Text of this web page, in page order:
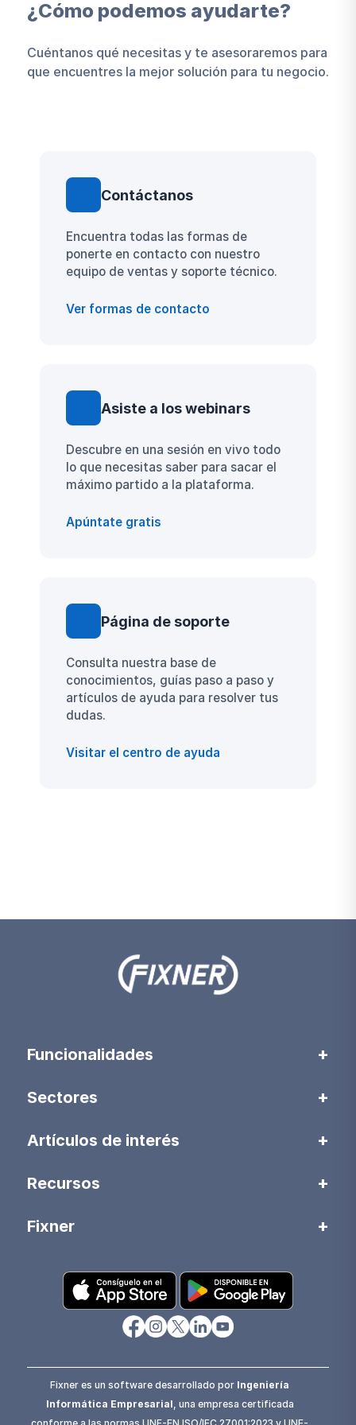
Información (ISO 27001) y de la Gestión
de la Calidad (ISO 9001).
¿Cómo podemos ayudarte?
Cuéntanos qué necesitas y te asesoraremos para
que encuentres la mejor solución para tu negocio.
Contáctanos
Encuentra todas las formas de
ponerte en contacto con nuestro
equipo de ventas y soporte técnico.
Ver formas de contacto
Asiste a los webinars
Descubre en una sesión en vivo todo
lo que necesitas saber para sacar el
máximo partido a la plataforma.
Apúntate gratis
Página de soporte
Consulta nuestra base de
conocimientos, guías paso a paso y
artículos de ayuda para resolver tus
dudas.
Visitar el centro de ayuda
Funcionalidades
Sectores
Artículos de interés
Recursos
Fixner
Fixner es un software desarrollado por Ingeniería
Informática Empresarial, una empresa certificada